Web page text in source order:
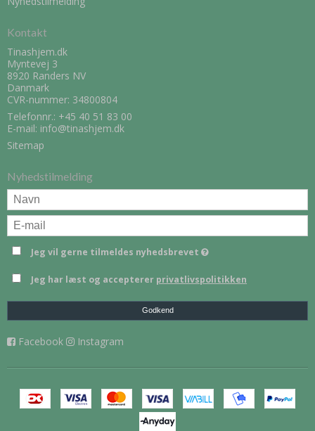
Kontakt
Tinashjem.dk
Myntevej 3
8920 Randers NV
Danmark
CVR-nummer: 34800804
Telefonnr.: +45 40 51 83 00
E-mail: info@tinashjem.dk
Sitemap
Nyhedstilmelding
Jeg vil gerne tilmeldes nyhedsbrevet
Jeg har læst og accepterer privatlivspolitikken
Godkend
Facebook Instagram